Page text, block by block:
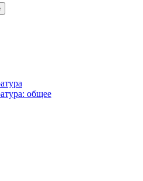
общее